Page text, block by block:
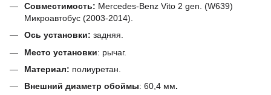
Совместимость: Mercedes-Benz Vito 2 gen. (W639)
Микроавтобус (2003-2014).
Ось установки: задняя.
Место установки: рычаг.
Материал: полиуретан.
Внешний диаметр обоймы: 60,4 мм.